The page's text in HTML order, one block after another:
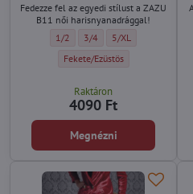
Fedezze fel az egyedi stílust a ZAZU
B11 női harisnyanadrággal!
Combfixet imitáló harisnya
1/2 Combfixet imitáló
3/4 Combfixet imitáló
5/XL
Combfixet imitáló harisnya
Fekete/Ezüstös
Raktáron
4090 Ft
Megnézni